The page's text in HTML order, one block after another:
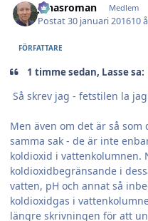
jonasroman Medlem
Postat30 januari 201610
FÖRFATTARE
1 timme sedan, Lasse sa:
Så skrev jag - fetstilen la
Men även om det är så
samma sak - de är inte
koldioxid i vattenkolumnen.
koldioxidbegränsande i
vatten, pH och annat så
koldioxidgas i
längre skrivningen för att